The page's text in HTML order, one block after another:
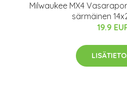
Milwaukee MX4
särmäinen
19.9